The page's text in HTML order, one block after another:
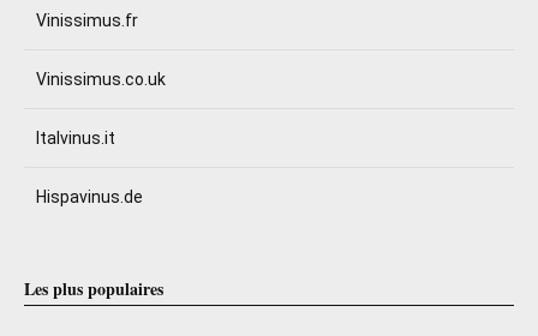
Vinissimus.fr
Vinissimus.co.uk
Italvinus.it
Hispavinus.de
Les plus populaires